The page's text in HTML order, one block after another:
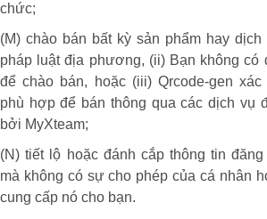
chức;
(M) chào bán bất kỳ sản phẩm hay
pháp luật địa phương, (ii) Bạn không có
để chào bán, hoặc (iii) Qrcode-gen
phù hợp để bán thông qua các dịch vụ
bởi MyXteam;
(N) tiết lộ hoặc đánh cắp thông tin
mà không có sự cho phép của cá nhân
cung cấp nó cho bạn.